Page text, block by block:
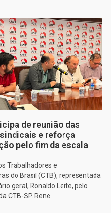
de reunião das
e reforça
pelo fim da escala
Trabalhadores e
do Brasil (CTB), representada
geral, Ronaldo Leite, pelo
CTB-SP, Rene